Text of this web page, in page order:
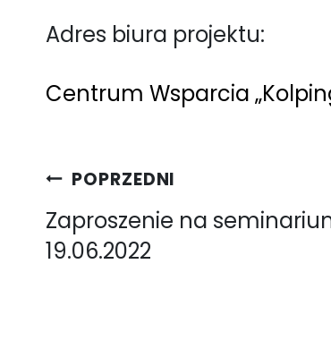
Adres biura projektu:
Centrum Wsparcia
Nawigacja
wpisu
POPRZEDNI
Zaproszenie na
19.06.2022